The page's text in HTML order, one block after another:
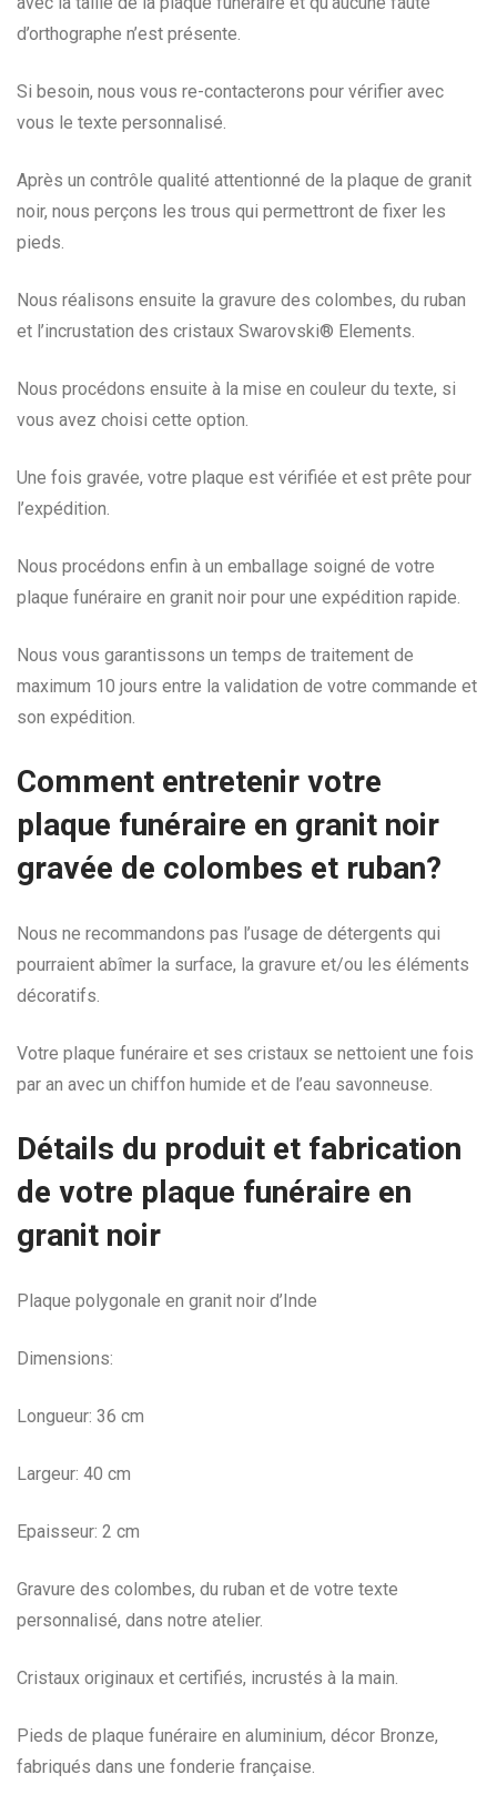
d’orthographe n’est présente.
Si besoin, nous vous re-contacterons pour vérifier avec
vous le texte personnalisé.
Après un contrôle qualité attentionné de la plaque de granit
noir, nous perçons les trous qui permettront de fixer les
pieds.
Nous réalisons ensuite la gravure des colombes, du ruban
et l’incrustation des cristaux Swarovski® Elements.
Nous procédons ensuite à la mise en couleur du texte, si
vous avez choisi cette option.
Une fois gravée, votre plaque est vérifiée et est prête pour
l’expédition.
Nous procédons enfin à un emballage soigné de votre
plaque funéraire en granit noir pour une expédition rapide.
Nous vous garantissons un temps de traitement de
maximum 10 jours entre la validation de votre commande et
son expédition.
Comment entretenir votre
plaque funéraire en granit noir
gravée de colombes et ruban?
Nous ne recommandons pas l’usage de détergents qui
pourraient abîmer la surface, la gravure et/ou les éléments
décoratifs.
Votre plaque funéraire et ses cristaux se nettoient une fois
par an avec un chiffon humide et de l’eau savonneuse.
Détails du produit et fabrication
de votre plaque funéraire en
granit noir
Plaque polygonale en granit noir d’Inde
Dimensions:
Longueur: 36 cm
Largeur: 40 cm
Epaisseur: 2 cm
Gravure des colombes, du ruban et de votre texte
personnalisé, dans notre atelier.
Cristaux originaux et certifiés, incrustés à la main.
Pieds de plaque funéraire en aluminium, décor Bronze,
fabriqués dans une fonderie française.